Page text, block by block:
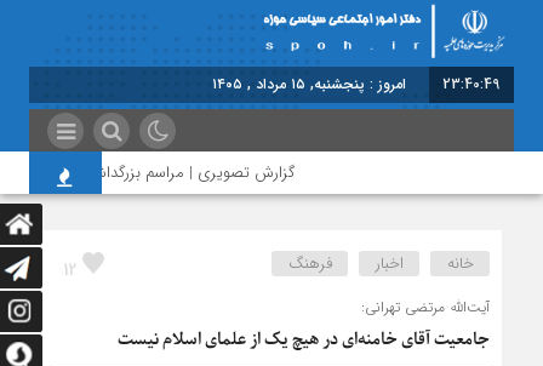
23:40:49 امروز : پنجشنبه, ۱۵ مرداد , ۱۴۰۵
گزارش تصویری | مراسم بزرگداشت امام مجاهد
12 خانه اخبار فرهنگ
آیت‌الله مرتضی تهرانی:
جامعیت آقای خامنه‌ای در هیچ یک از علمای اسلام نیست